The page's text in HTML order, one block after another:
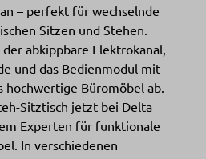
– perfekt für wechselnde
Sitzen und Stehen.
abkippbare Elektrokanal,
und das Bedienmodul mit
hochwertige Büromöbel ab.
Sitztisch jetzt bei Delta
Experten für funktionale
In verschiedenen